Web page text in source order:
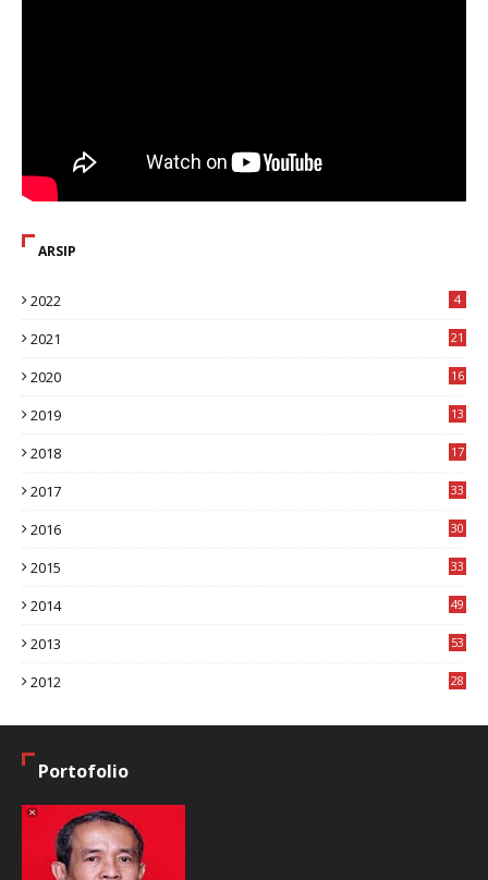
ARSIP
2022 4
2021 21
2020
16
2019
13
2018
17
2017
33
2016
30
2015
33
2014
49
2013
53
2012
28
Portofolio